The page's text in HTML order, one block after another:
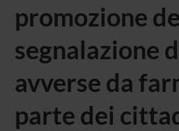
promozione
segnalazione
avverse da
parte dei